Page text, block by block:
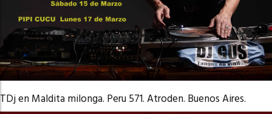
TDj en Maldita milonga. Peru 571. Atroden. Buenos Aires.